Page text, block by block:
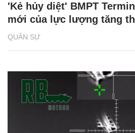
QUÂN SỰ
'Kẻ hủy diệt' BMPT
mới của lực lượng tăng